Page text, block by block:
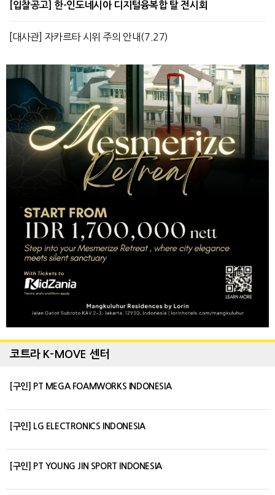
[입찰공고] 한-인도네시아 디지털융복합 탈 전시회
[대사관] 자카르타 시위 주의 안내(7.27)
코트라 K-MOVE 센터
[구인] PT MEGA FOAMWORKS INDONESIA
[구인] LG ELECTRONICS INDONESIA
[구인] PT YOUNG JIN SPORT INDONESIA